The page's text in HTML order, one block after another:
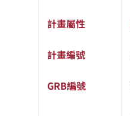
計畫屬性
計畫編號
GRB編號